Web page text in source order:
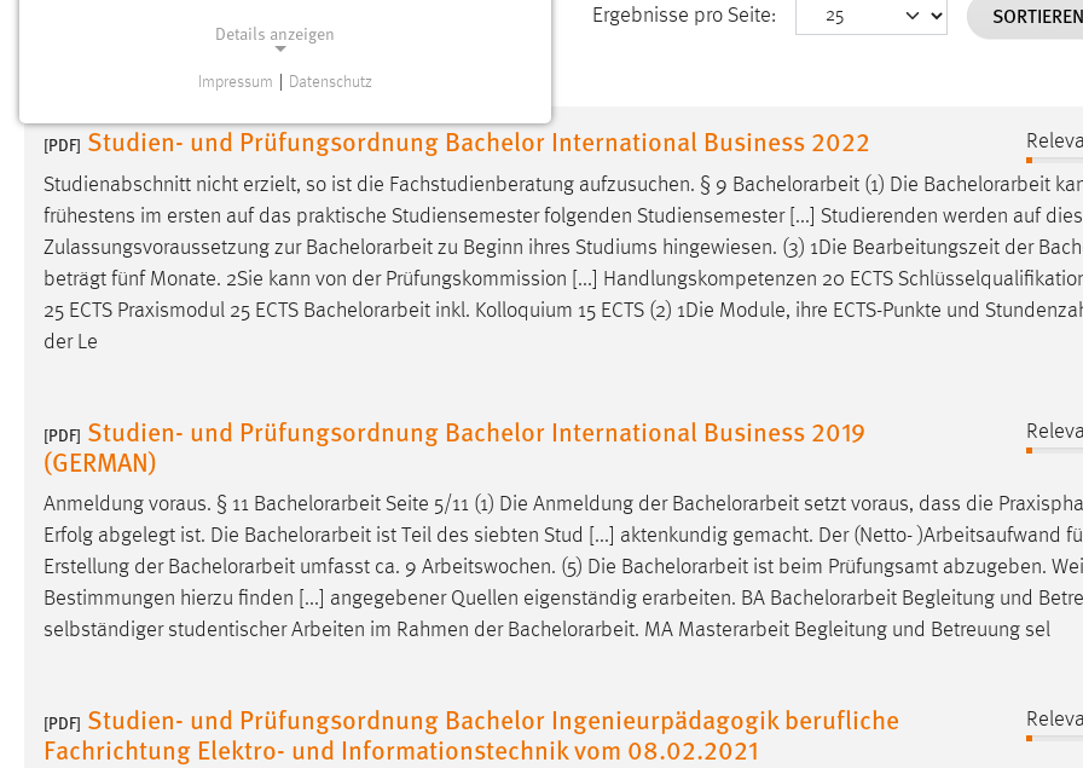
Ergebnisse pro Seite:
[PDF] Studien- und Prüfungsordnung Bachelor International Business 2022
Studienabschnitt nicht erzielt, so ist die Fachstudienberatung aufzusuchen. § 9 Bachelorarbeit (1) Die Bachelorarbeit
frühestens im ersten auf das praktische Studiensemester folgenden Studiensemester [...] Studierenden werden auf
Zulassungsvoraussetzung zur Bachelorarbeit zu Beginn ihres Studiums hingewiesen. (3) 1Die Bearbeitungszeit der
beträgt fünf Monate. 2Sie kann von der Prüfungskommission [...] Handlungskompetenzen 20 ECTS
25 ECTS Praxismodul 25 ECTS Bachelorarbeit inkl. Kolloquium 15 ECTS (2) 1Die Module, ihre ECTS-Punkte und
der Le
[PDF] Studien- und Prüfungsordnung Bachelor International Business 2019
(GERMAN)
Anmeldung voraus. § 11 Bachelorarbeit Seite 5/11 (1) Die Anmeldung der Bachelorarbeit setzt voraus, dass die
Erfolg abgelegt ist. Die Bachelorarbeit ist Teil des siebten Stud [...] aktenkundig gemacht. Der (Netto- )Arbeitsaufwand
Erstellung der Bachelorarbeit umfasst ca. 9 Arbeitswochen. (5) Die Bachelorarbeit ist beim Prüfungsamt abzugeben.
Bestimmungen hierzu finden [...] angegebener Quellen eigenständig erarbeiten. BA Bachelorarbeit Begleitung und
selbständiger studentischer Arbeiten im Rahmen der Bachelorarbeit. MA Masterarbeit Begleitung und Betreuung sel
[PDF] Studien- und Prüfungsordnung Bachelor Ingenieurpädagogik berufliche
Fachrichtung Elektro- und Informationstechnik vom 08.02.2021
Details anzeigen
Notwendige Cookies ermöglichen grundlegende
Einverständnis
Name: cookie_consent
Zweck:
Cookie Laufzeit:
Performance
Name: staticfilecache
Zweck:
in diesem Cookie gespeichert, ob man
Sprachpräferenz
Impressum Datenschutz